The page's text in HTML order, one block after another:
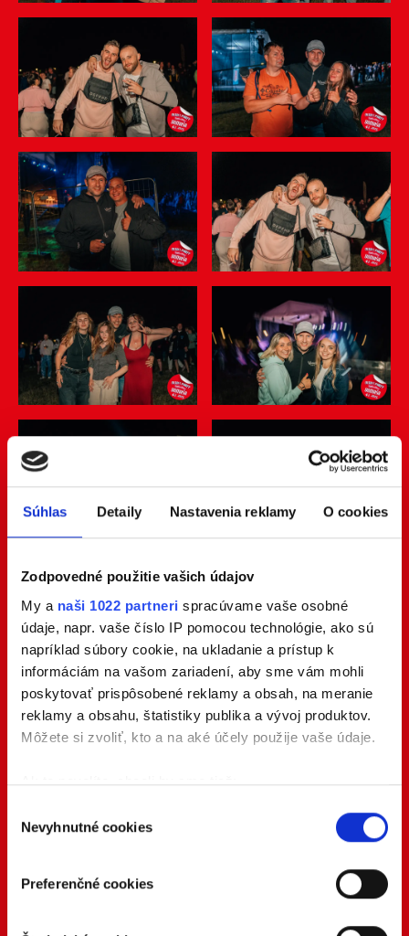
Súhlas Detaily Nastavenia reklamy O cookies
Zodpovedné použitie vašich údajov
My a naši 1022 partneri spracúvame vaše osobné
údaje, napr. vaše číslo IP pomocou technológie, ako sú
napríklad súbory cookie, na ukladanie a prístup k
informáciám na vašom zariadení, aby sme vám mohli
poskytovať prispôsobené reklamy a obsah, na meranie
reklamy a obsahu, štatistiky publika a vývoj produktov.
Môžete si zvoliť, kto a na aké účely použije vaše údaje.
Ak to povolíte, chceli by sme tiež:
polohe s presnosťou na niekoľko metrov
skenovaním konkrétnych charakteristík (odtlačky
prstov).
súhlasu
Nevyhnutné cookies
Preferenčné cookies